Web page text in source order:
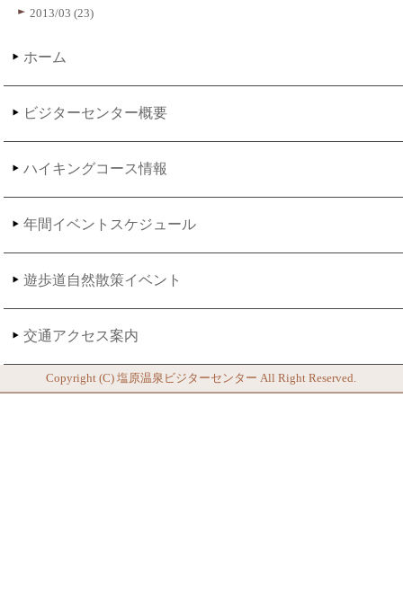
2013/03 (23)
ホーム
ビジターセンター概要
ハイキングコース情報
年間イベントスケジュール
遊歩道自然散策イベント
交通アクセス案内
Copyright (C)塩原温泉ビジターセンター All Right Reserved.